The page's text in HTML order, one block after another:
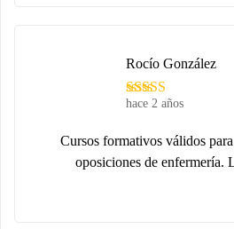
hace 2 años
Rocío González
Cursos formativos válidos
oposiciones de enfermería.